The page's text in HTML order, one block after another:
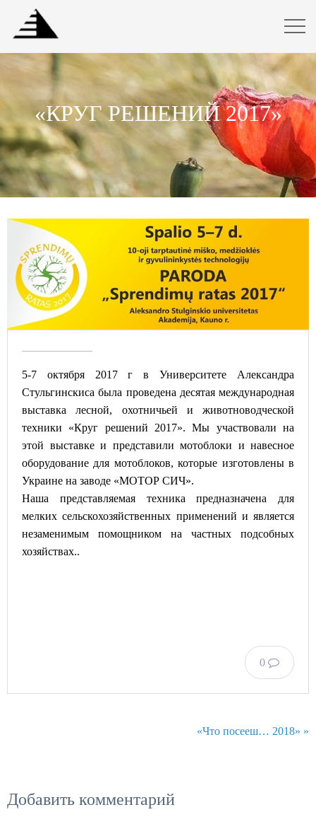
«КРУГ РЕШЕНИЙ 2017»
5-7 октября 2017 г в Университете Александра
Стульгинскиса была проведена десятая международная
выставка лесной, охотничьей и животноводческой
техники «Круг решений 2017». Mы участвовали на
этой выставке и представили мотоблоки и навесное
оборудование для мотоблоков, которые изготовлены в
Украине на заводе «МОТОР СИЧ».
Наша представляемая техника предназначена для
мелких сельскохозяйственных применений и является
незаменимым помощником на частных подсобных
хозяйствах..
0
«Что посееш… 2018» »
Добавить комментарий